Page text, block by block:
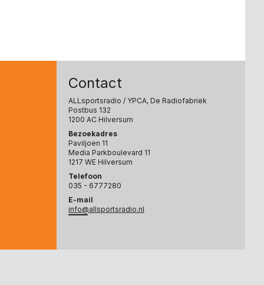
Contact
ALLsportsradio / YPCA, De Radiofabriek
Postbus 132
1200 AC Hilversum
Bezoekadres
Paviljoen 11
Media Parkboulevard 11
1217 WE Hilversum
Telefoon
035 - 6777280
E-mail
info@allsportsradio.nl